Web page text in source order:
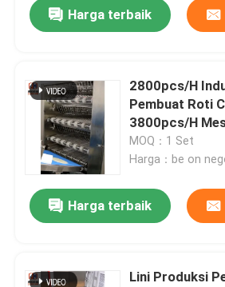
Kasus
Jalur Produksi Pangan
Lini Produksi Tortilla
Lini Produksi Basis Pizza
Harga terbaik
2800pcs/H
Pembuat Roti
3800pcs/H
Tortilla
MOQ：1 Set
Harga：be on
Harga terbaik
Lini Produksi